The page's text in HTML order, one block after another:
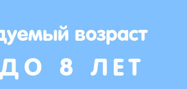
возраст
8 ЛЕТ